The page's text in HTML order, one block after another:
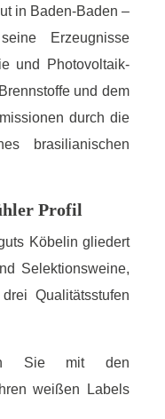
in Baden-Baden –
Erzeugnisse
und Photovoltaik-
und dem
durch die
brasilianischen
Profil
Köbelin gliedert
Selektionsweine,
Qualitätsstufen
Sie mit den
weißen Labels